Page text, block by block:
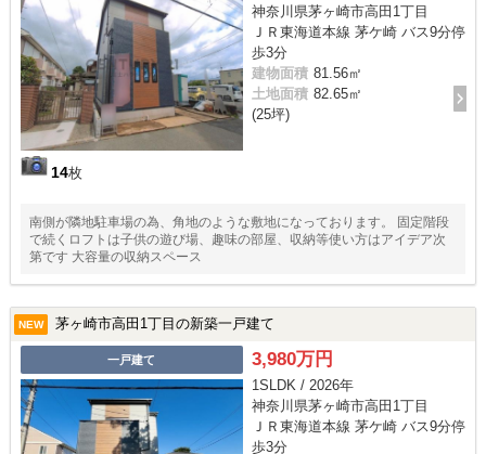
14枚
神奈川県茅ヶ崎市高田1丁目
ＪＲ東海道本線 茅ケ崎 バス9分停
歩3分
建物面積 81.56㎡
土地面積 82.65㎡
(25坪)
南側が隣地駐車場の為、角地のような敷地になっております。 固定階段
で続くロフトは子供の遊び場、趣味の部屋、収納等使い方はアイデア次
第です 大容量の収納スペース
NEW 茅ヶ崎市高田1丁目の新築一戸建て
一戸建て 3,980万円
1SLDK / 2026年
神奈川県茅ヶ崎市高田1丁目
ＪＲ東海道本線 茅ケ崎 バス9分停
歩3分